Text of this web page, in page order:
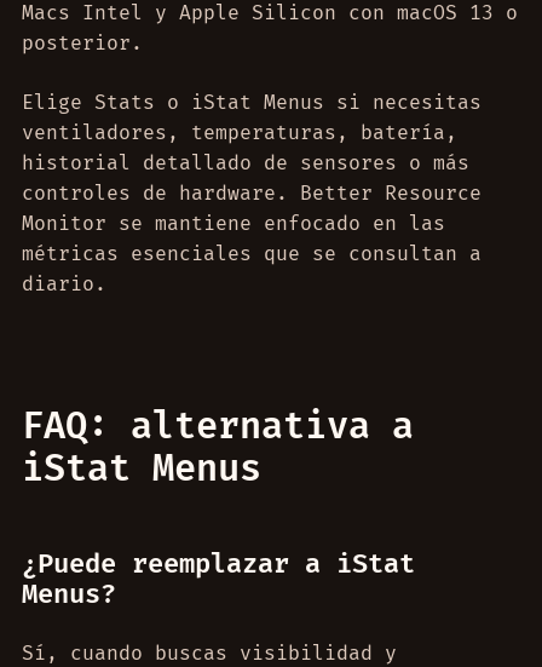
Macs Intel y Apple Silicon con macOS 13 o
posterior.
Elige Stats o iStat Menus si necesitas
ventiladores, temperaturas, batería,
historial detallado de sensores o más
controles de hardware. Better Resource
Monitor se mantiene enfocado en las
métricas esenciales que se consultan a
diario.
FAQ: alternativa a
iStat Menus
¿Puede reemplazar a iStat
Menus?
Sí, cuando buscas visibilidad y